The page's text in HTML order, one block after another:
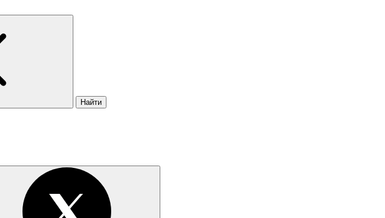
Найти